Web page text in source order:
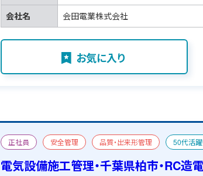
会社名
会田電業株式会社
お気に入り
正社員 安全管理 品質・出来形管理 50代活
宿舎あり
電気設備施工管理・千葉県柏市・RC造